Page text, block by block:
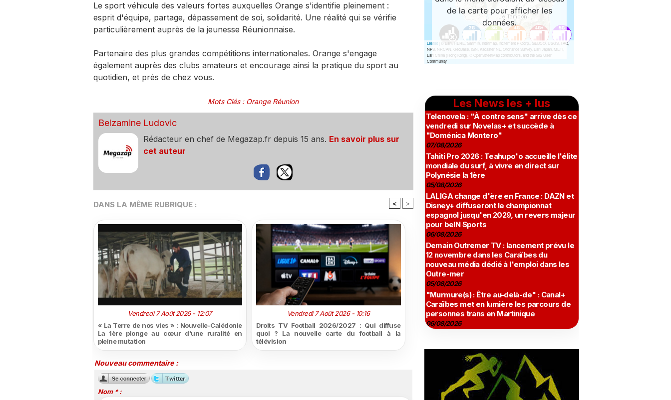
Le sport véhicule des valeurs fortes auxquelles Orange s'identifie pleinement :
esprit d'équipe, partage, dépassement de soi, solidarité. Une réalité qui se vérifie
particulièrement auprès de la jeunesse Réunionnaise.
Partenaire des plus grandes compétitions internationales. Orange s'engage
également auprès des clubs amateurs et encourage ainsi la pratique du sport au
quotidien, et prés de chez vous.
Mots Clés: Orange Réunion
Belzamine Ludovic
Rédacteur en chef de Megazap.fr depuis 15 ans. En savoir plus sur
cet auteur
DANS LA MÊME RUBRIQUE : < >
Vendredi 7 Août 2026 - 12:07
« La Terre de nos vies » : Nouvelle-Calédonie
La 1ère plonge au cœur d'une ruralité en
pleine mutation
Vendredi 7 Août 2026 - 10:16
Droits TV Football 2026/2027 : Qui diffuse
quoi ? La nouvelle carte du football à la
télévision
Nouveau commentaire :
Nom * :
Les News les + lus
Telenovela : "À contre sens" arrive dès ce
vendredi sur Novelas+ et succède à
"Doménica Montero"
07/08/2026
Tahiti Pro 2026 : Teahupo'o accueille l'élite
mondiale du surf, à vivre en direct sur
Polynésie la 1ère
05/08/2026
LALIGA change d'ère en France : DAZN et
Disney+ diffuseront le championnat
espagnol jusqu'en 2029, un revers majeur
pour beIN Sports
06/08/2026
Demain Outremer TV : lancement prévu le
12 novembre dans les Caraïbes du
nouveau média dédié à l'emploi dans les
Outre-mer
05/08/2026
"Murmure(s) : Être au-delà-de" : Canal+
Caraïbes met en lumière les parcours de
personnes trans en Martinique
06/08/2026